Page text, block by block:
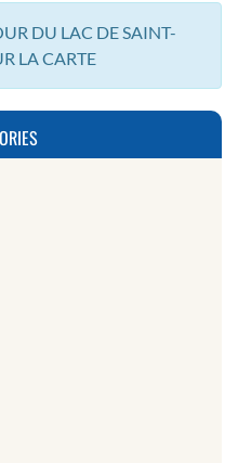
DU LAC DE SAINT-
LA CARTE